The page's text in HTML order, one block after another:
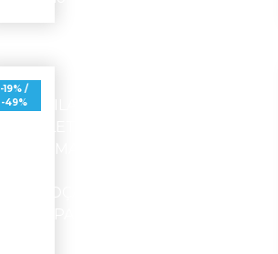
-19% /
-49%